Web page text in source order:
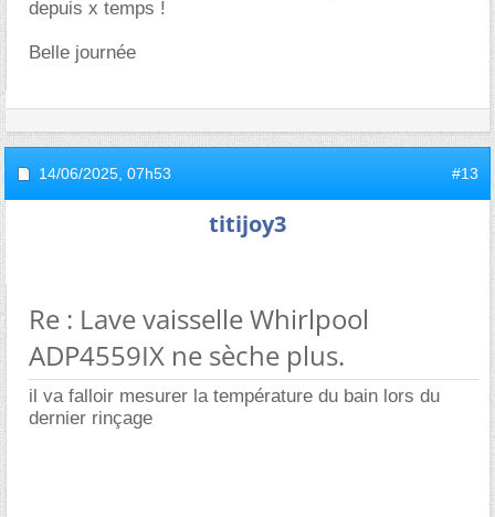
depuis x temps !
Belle journée
14/06/2025, 07h53 #13
titijoy3
Re : Lave vaisselle Whirlpool
ADP4559IX ne sèche plus.
il va falloir mesurer la température du bain lors du
dernier rinçage